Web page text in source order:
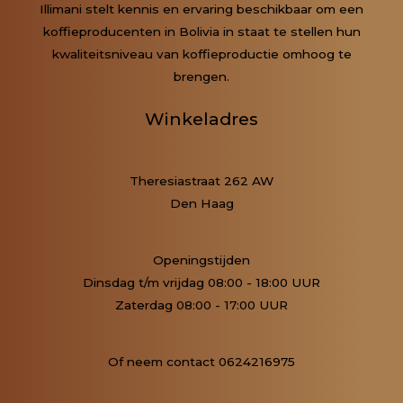
Illimani stelt kennis en ervaring beschikbaar om een
koffieproducenten in Bolivia in staat te stellen hun
kwaliteitsniveau van koffieproductie omhoog te
brengen.
Winkeladres
Theresiastraat 262 AW
Den Haag
Openingstijden
Dinsdag t/m vrijdag 08:00 - 18:00 UUR
Zaterdag 08:00 - 17:00 UUR
Of neem contact 0624216975